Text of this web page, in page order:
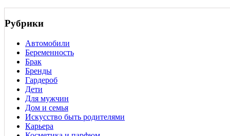
Рубрики
Автомобили
Беременность
Брак
Бренды
Гардероб
Дети
Для мужчин
Дом и семья
Искусство быть родителями
Карьера